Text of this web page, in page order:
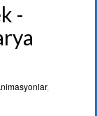
-
,